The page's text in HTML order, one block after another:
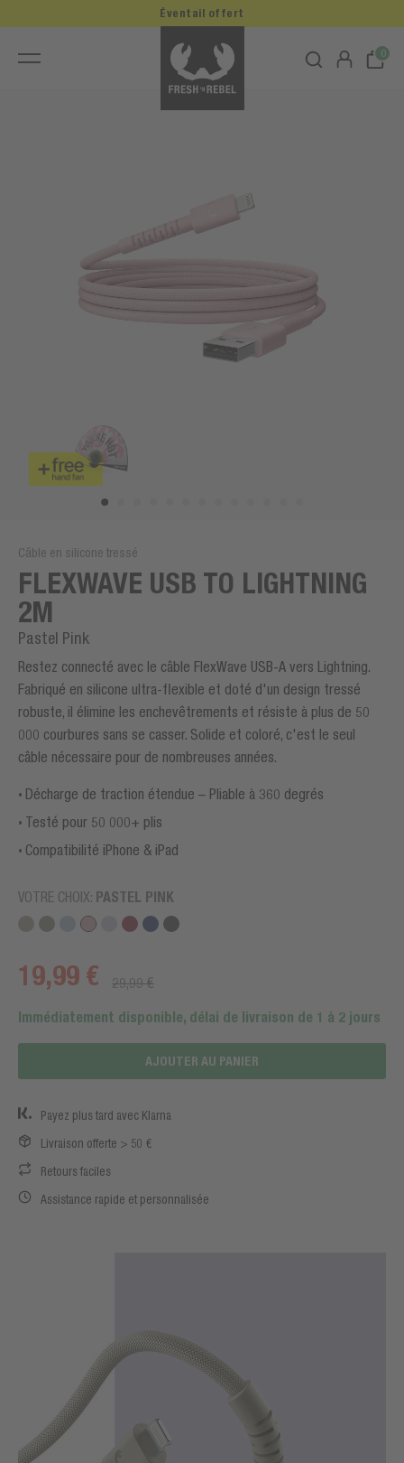
0
Éventail offert
Câble en silicone tressé
FLEXWAVE USB TO LIGHTNING
2M
Pastel Pink
Restez connecté avec le câble FlexWave USB-A vers Lightning.
Fabriqué en silicone ultra-flexible et doté d'un design tressé
robuste, il élimine les enchevêtrements et résiste à plus de 50
000 courbures sans se casser. Solide et coloré, c'est le seul
câble nécessaire pour de nombreuses années.
Décharge de traction étendue – Pliable à 360 degrés
Testé pour 50 000+ plis
Compatibilité iPhone & iPad
VOTRE CHOIX: PASTEL PINK
19,99 € 29,99 €
Immédiatement disponible, délai de livraison de 1 à 2 jours
AJOUTER AU PANIER
Payez plus tard avec Klarna
Livraison offerte > 50 €
Retours faciles
Assistance rapide et personnalisée